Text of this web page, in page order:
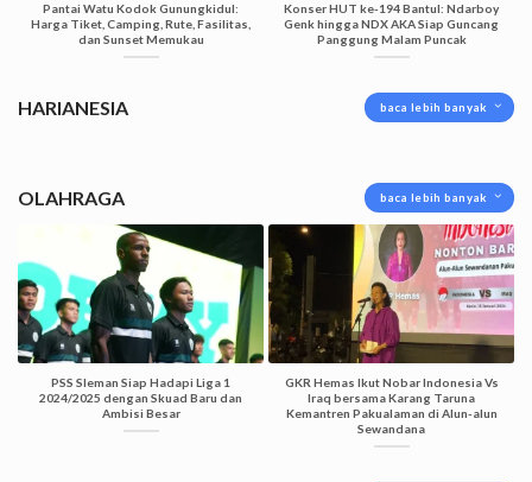
Pantai Watu Kodok Gunungkidul:
Harga Tiket, Camping, Rute, Fasilitas,
dan Sunset Memukau
Konser HUT ke-194 Bantul: Ndarboy
Genk hingga NDX AKA Siap Guncang
Panggung Malam Puncak
HARIANESIA baca lebih banyak
OLAHRAGA baca lebih banyak
PSS Sleman Siap Hadapi Liga 1
2024/2025 dengan Skuad Baru dan
Ambisi Besar
GKR Hemas Ikut Nobar Indonesia Vs
Iraq bersama Karang Taruna
Kemantren Pakualaman di Alun-alun
Sewandana